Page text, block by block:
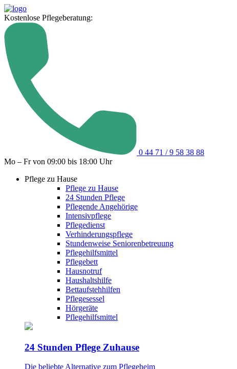
Kostenlose Pflegeberatung:
0 44 71 / 9 58 38 88
Mo – Fr von 09:00 bis 18:00 Uhr
Pflege zu Hause
Pflege zu Hause
24 Stunden Pflege
Pflegende Angehörige
Intensivpflege
Pflegedienst
Verhinderungspflege
Stundenweise Seniorenbetreuung
Pflegehilfsmittel
Pflegebett
Hausnotruf
Haushaltshilfe
Bettaufstehhilfen
Pflegesessel
Hörgeräte
Pflegehilfsmittel
24 Stunden Pflege Zuhause
Die beliebte Alternative zum Pflegeheim